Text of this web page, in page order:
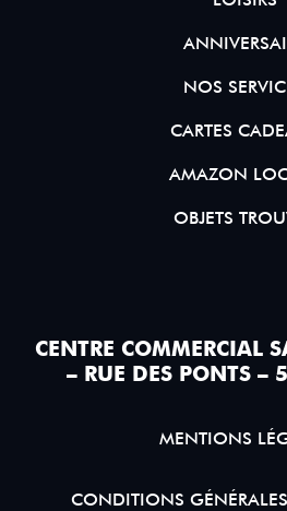
NOS
CARTES
AMAZON
OBJETS
CENTRE COMMERCIAL
– RUE DES PONTS –
MENTIONS
CONDITIONS